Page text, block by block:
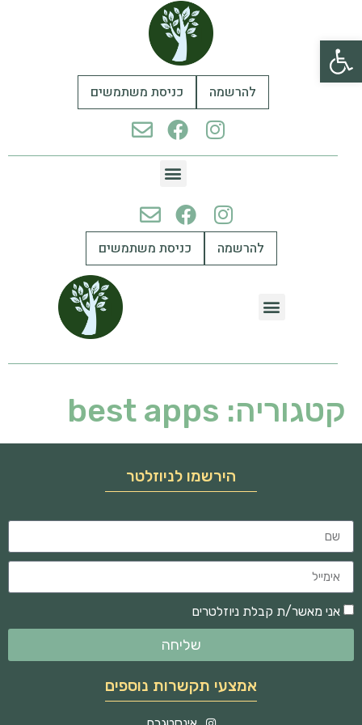
פתח סרגל נגישות
להרשמה כניסת משתמשים
להרשמה כניסת משתמשים
קטגוריה: best apps
הירשמו לניוזלטר
אני מאשר/ת קבלת ניוזלטרים
שליחה
אמצעי תקשרות נוספים